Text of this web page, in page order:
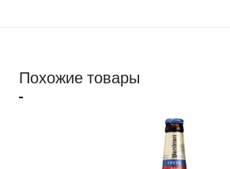
Похожие товары